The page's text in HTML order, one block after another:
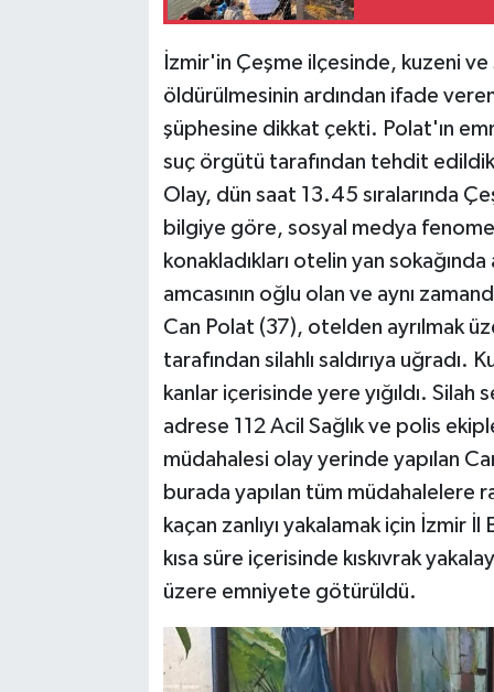
İzmir'in Çeşme ilçesinde, kuzeni ve
öldürülmesinin ardından ifade
şüphesine dikkat çekti. Polat'ın
suç örgütü tarafından tehdit
Olay, dün saat 13.45 sıralarında
bilgiye göre, sosyal medya
konakladıkları otelin yan
amcasının oğlu olan ve aynı
Can Polat (37), otelden ayrılmak
tarafından silahlı saldırıya uğradı.
kanlar içerisinde yere yığıldı. Silah
adrese 112 Acil Sağlık ve polis
müdahalesi olay yerinde yapılan
burada yapılan tüm müdahalelere
kaçan zanlıyı yakalamak için İzmir
kısa süre içerisinde kıskıvrak
üzere emniyete götürüldü.